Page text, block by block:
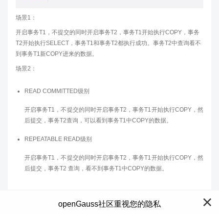
场景1：
开启事务T1，不提交的同时开启事务T2，事务T1开始执行COPY，事务
T2开始执行SELECT，事务T1和事务T2都执行成功。事务T2中查询看不
到事务T1新COPY进来的数据。
场景2：
READ COMMITTED级别
开启事务T1，不提交的同时开启事务T2，事务T1开始执行COPY，然
后提交，事务T2查询，可以看到事务T1中COPY的数据。
REPEATABLE READ级别
开启事务T1，不提交的同时开启事务T2，事务T1开始执行COPY，然
后提交，事务T2 查询，看不到事务T1中COPY的数据。
openGauss社区重视您的隐私